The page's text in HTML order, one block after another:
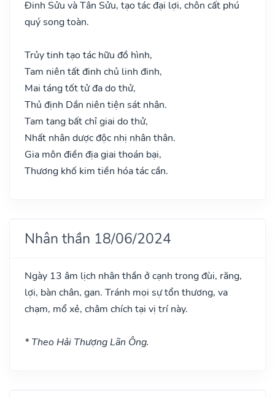
Đinh Sửu và Tân Sửu, tạo tác đại lợi, chôn cất phú
quý song toàn.
Trủy tinh tạo tác hữu đồ hình,
Tam niên tất đinh chủ linh đinh,
Mai táng tốt tử đa do thử,
Thủ định Dần niên tiện sát nhân.
Tam tang bất chỉ giai do thử,
Nhất nhân dược độc nhị nhân thân.
Gia môn điền địa giai thoán bại,
Thương khố kim tiền hóa tác cần.
Nhân thần 18/06/2024
Ngày 13 âm lịch nhân thần ở cạnh trong đùi, răng,
lợi, bàn chân, gan. Tránh mọi sự tổn thương, va
chạm, mổ xẻ, châm chích tại vị trí này.
* Theo Hải Thượng Lãn Ông.